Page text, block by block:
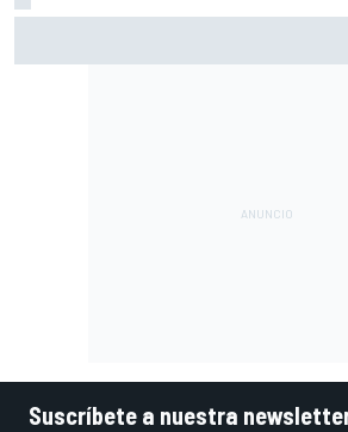
Suscríbete a nuestra